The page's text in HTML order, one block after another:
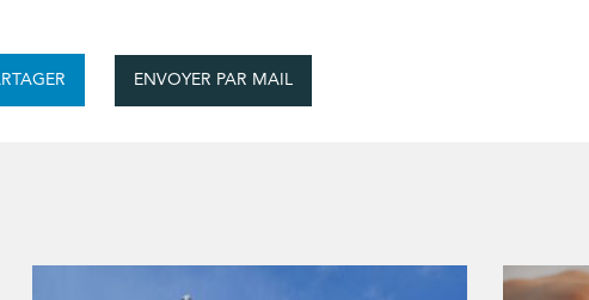
ENVOYER PAR MAIL